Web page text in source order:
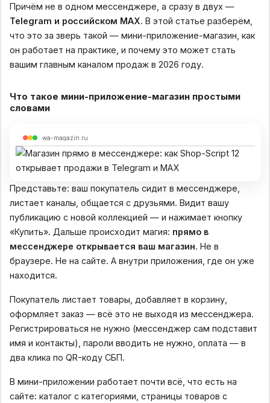
Причём не в одном мессенджере, а сразу в двух —
Telegram и российском MAX. В этой статье разберём,
что это за зверь такой — мини-приложение-магазин, как
он работает на практике, и почему это может стать
вашим главным каналом продаж в 2026 году.
Что такое мини-приложение-магазин простыми
словами
wa-magazin.ru
Представьте: ваш покупатель сидит в мессенджере,
листает каналы, общается с друзьями. Видит вашу
публикацию с новой коллекцией — и нажимает кнопку
«Купить». Дальше происходит магия: прямо в
мессенджере открывается ваш магазин. Не в
браузере. Не на сайте. А внутри приложения, где он уже
находится.
Покупатель листает товары, добавляет в корзину,
оформляет заказ — всё это не выходя из мессенджера.
Регистрироваться не нужно (мессенджер сам подставит
имя и контакты), пароли вводить не нужно, оплата — в
два клика по QR-коду СБП.
В мини-приложении работает почти всё, что есть на
сайте: каталог с категориями, страницы товаров с